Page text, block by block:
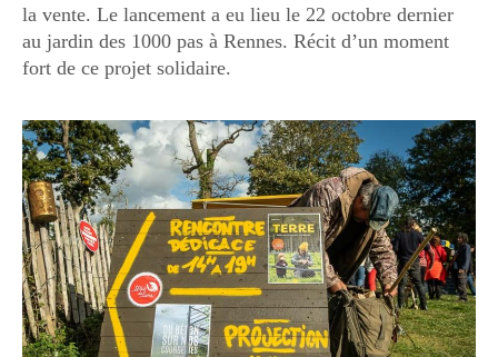
la vente. Le lancement a eu lieu le 22 octobre dernier
au jardin des 1000 pas à Rennes. Récit d’un moment
fort de ce projet solidaire.